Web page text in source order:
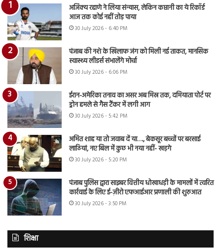
अजिंक्य रहाणे ने लिया संन्यास, लेकिन कप्तानी का ये रिकॉर्ड
आज तक कोई नहीं तोड़ पाया
30 July 2026 - 6:40 PM
पंजाब की नशे के खिलाफ जंग को मिली नई ताकत, मानसिक
स्वास्थ्य लीडर्स संभालेंगे मोर्चा
30 July 2026 - 6:06 PM
ईरान-अमेरिका तनाव का असर अब मिस्र तक, दमियाता पोर्ट पर
ड्रोन हमले से गैस टैंकर में लगी आग
30 July 2026 - 5:42 PM
अमित शाह या तो जवाब दें या…., बेकसूर बच्चों पर बरसाई
लाठियां, नए बिल में कुछ भी नया नहीं- खड़गे
30 July 2026 - 5:20 PM
पंजाब पुलिस द्वारा साइबर वित्तीय धोखाधड़ी के मामलों में त्वरित
कार्रवाई के लिए ई-ज़ीरो एफआईआर प्रणाली की शुरुआत
30 July 2026 - 3:50 PM
शिक्षा